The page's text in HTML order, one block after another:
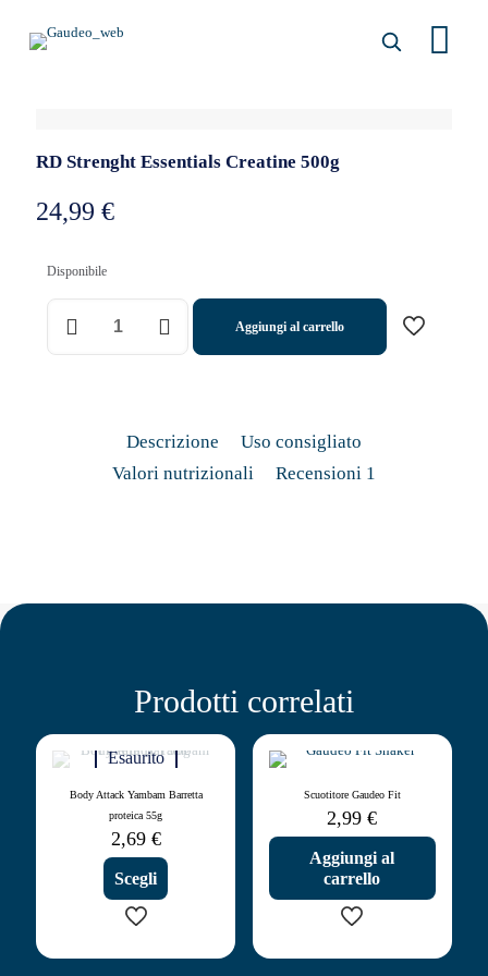
RD Strenght Essentials Creatine 500g
24,99 €
Disponibile
RD
Essentials
Aggiungi al carrello
Descrizione
Uso consigliato
Valori nutrizionali
Recensioni 1
Prodotti correlati
Esaurito
Body Attack Yambam Barretta
proteica 55g
2,69 €
Scegli
Scuotitore Gaudeo Fit
2,99€
Aggiungi al
carrello